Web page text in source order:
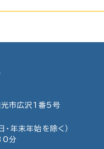
市広沢1番5号
年末年始を除く）
分